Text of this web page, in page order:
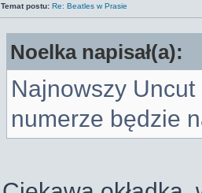
Temat postu: Re: Beatles w Prasie
Noelka napisał(a):
Najnowszy Uncut
numerze będzie